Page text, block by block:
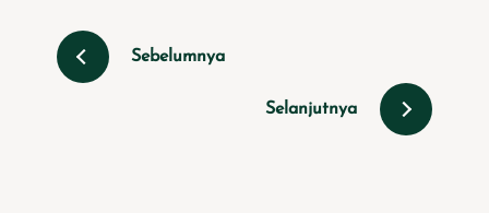
Sebelumnya
Selanjutnya